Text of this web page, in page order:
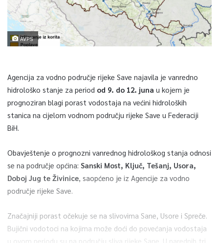
AVPS
Agencija za vodno područje rijeke Save najavila je vanredno
hidrološko stanje za period od 9. do 12. juna u kojem je
prognoziran blagi porast vodostaja na većini hidroloških
stanica na cijelom vodnom području rijeke Save u Federaciji
BiH.
Obavještenje o prognozni vanrednog hidrološkog stanja odnosi
se na područje općina: Sanski Most, Ključ, Tešanj, Usora,
Doboj Jug te Živinice , saopćeno je iz Agencije za vodno
područje rijeke Save.
Značajniji porast očekuje se na slivovima Sane, Usore i Spreče.
Bujični vodotoci na kojima može doći do povećanja vodostaja
u ovom periodu su na području sliva rijeke Sane. U narednih tri